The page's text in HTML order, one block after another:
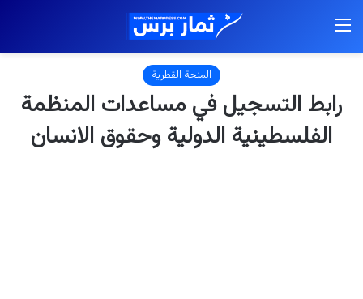
المنحة القطرية
رابط التسجيل في مساعدات المنظمة
الفلسطينية الدولية وحقوق الانسان